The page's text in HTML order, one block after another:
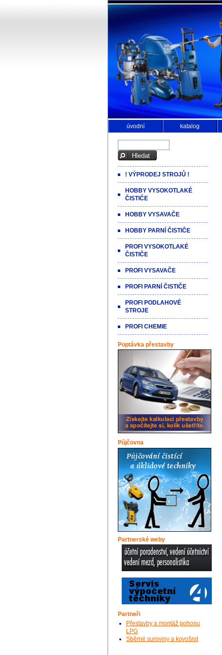
úvodní katalog
! VÝPRODEJ STROJŮ !
HOBBY VYSOKOTLAKÉ
ČISTIČE
HOBBY VYSAVAČE
HOBBY PARNÍ ČISTIČE
PROFI VYSOKOTLAKÉ
ČISTIČE
PROFI VYSAVAČE
PROFI PARNÍ ČISTIČE
PROFI PODLAHOVÉ
STROJE
PROFI CHEMIE
Poptávka přestavby
Půjčovna
Partnerské weby
Partneři
Přestavby a montáž pohonu
LPG
Sběrné suroviny a kovošrot